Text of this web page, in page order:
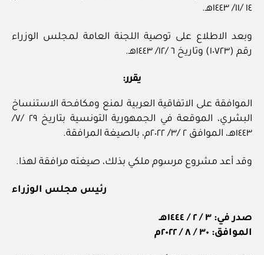
١٤ /١١/ ١٤٤٣هـ.
وبعد الاطلاع على توصية اللجنة العامة لمجلس الوزراء
رقم (١٠٧٢٣) وتاريخ ٦ /١٢/ ١٤٤٣هـ.
يقرر:
الموافقة على الاتفاقية العربية لمنع ومكافحة الاستنساخ
البشري، الموقعة في الجمهورية التونسية بتاريخ ٢٩ /٧/
١٤٤٣هـ، الموافق ٢ /٣/ ٢٠٢٢م، بالصيغة المرافقة.
وقد أعد مشروع مرسوم ملكي بذلك، صيغته مرافقة لهذا.
رئيس مجلس الوزراء
صدر في: ٣ / ٢ / ١٤٤٤هـ
الموافق: ٣٠ / ٨ / ٢٠٢٢م